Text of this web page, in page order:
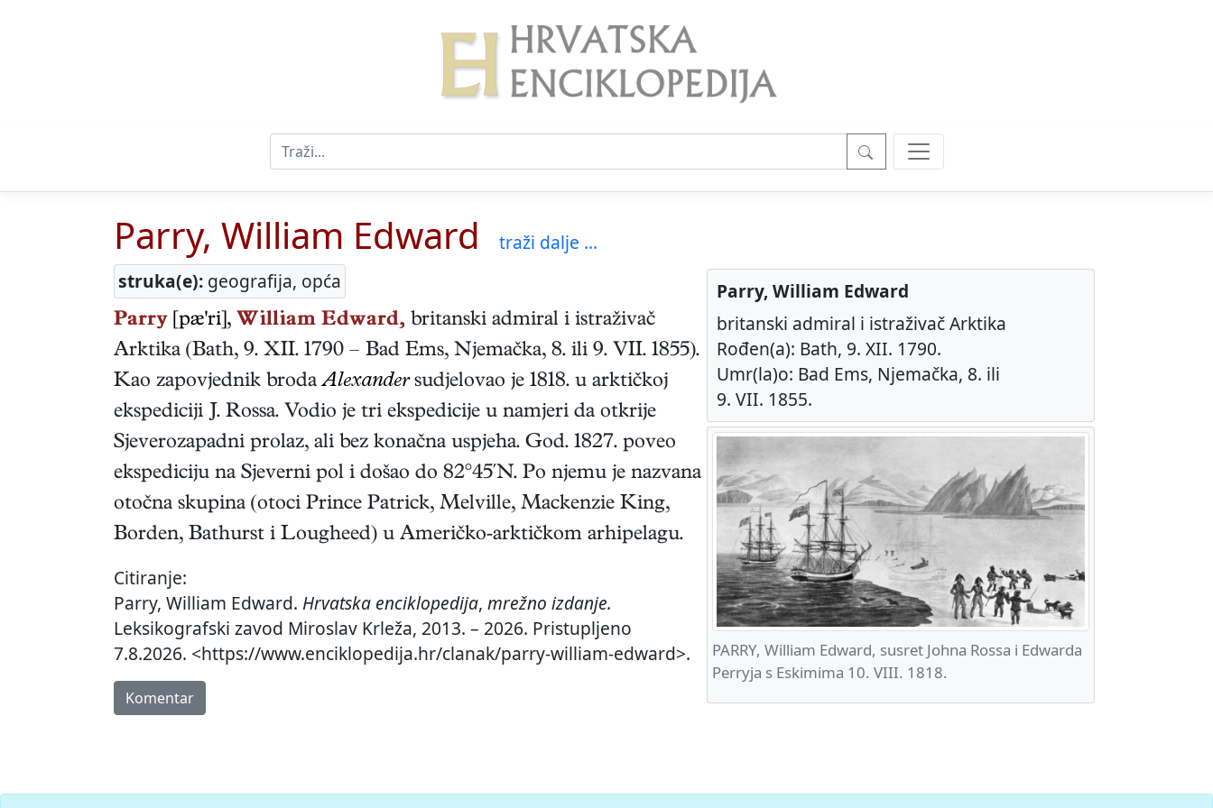
Parry, William Edward
traži dalje ...
struka(e): geografija, opća
Parry, William Edward
britanski admiral i istraživač Arktika
Rođen(a): Bath, 9. XII. 1790.
Umr(la)o: Bad Ems, Njemačka, 8. ili
9. VII. 1855.
PARRY, William Edward, susret Johna Rossa i Edwarda
Perryja s Eskimima 10. VIII. 1818.
Parry [pæ'ri], William Edward, britanski admiral i istraživač
Arktika (Bath, 9. XII. 1790 – Bad Ems, Njemačka, 8. ili 9. VII. 1855).
Kao zapovjednik brodaAlexandersudjelovao je 1818. u arktičkoj
ekspediciji J. Rossa. Vodio je tri ekspedicije u namjeri da otkrije
Sjeverozapadni prolaz, ali bez konačna uspjeha. God. 1827. poveo
ekspediciju na Sjeverni pol i došao do 82°45′N. Po njemu je nazvana
otočna skupina (otoci Prince Patrick, Melville, Mackenzie King,
Borden, Bathurst i Lougheed) u Američko-arktičkom arhipelagu.
Citiranje:
Parry, William Edward. Hrvatska enciklopedija, mrežno izdanje.
Leksikografski zavod Miroslav Krleža, 2013. – 2026. Pristupljeno
7.8.2026. <https://www.enciklopedija.hr/clanak/parry-william-edward>.
Komentar